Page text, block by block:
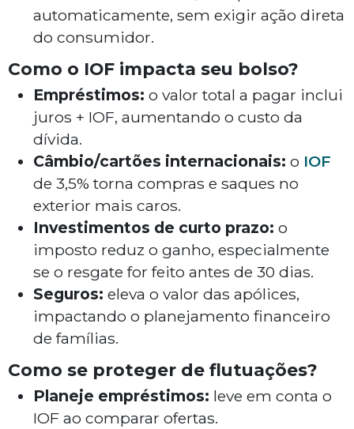
automaticamente, sem exigir ação direta
do consumidor.
Como o IOF impacta seu bolso?
Empréstimos: o valor total a pagar inclui
juros + IOF, aumentando o custo da
dívida.
Câmbio/cartões internacionais: o IOF
de 3,5% torna compras e saques no
exterior mais caros.
Investimentos de curto prazo: o
imposto reduz o ganho, especialmente
se o resgate for feito antes de 30 dias.
Seguros: eleva o valor das apólices,
impactando o planejamento financeiro
de famílias.
Como se proteger de flutuações?
Planeje empréstimos: leve em conta o
IOF ao comparar ofertas.